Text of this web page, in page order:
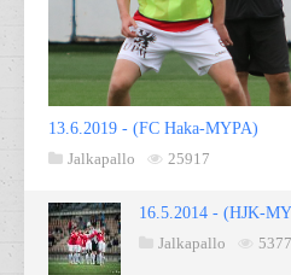
13.6.2019 - (FC Haka-MYPA)
Jalkapallo
25917
16.5.2014 - (HJK-
Jalkapallo